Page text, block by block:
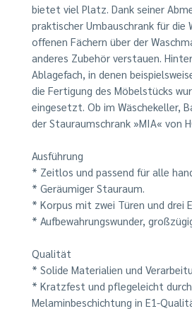
bietet viel Platz. Dank seiner
praktischer Umbauschrank für die
offenen Fächern über der
anderes Zubehör verstauen.
Ablagefach, in denen
die Fertigung des Möbelstücks
eingesetzt. Ob im Wäschekeller,
der Stauraumschrank »MIA« von
Ausführung
* Zeitlos und passend für alle
* Geräumiger Stauraum.
* Korpus mit zwei Türen und drei
* Aufbewahrungswunder,
Qualität
* Solide Materialien und
* Kratzfest und pflegeleicht
Melaminbeschichtung in E1-